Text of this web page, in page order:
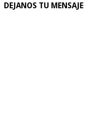
DEJANOS TU MENSAJE